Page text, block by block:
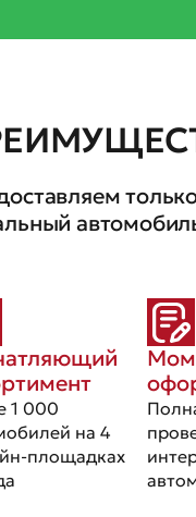
1 000
на 4
площадках